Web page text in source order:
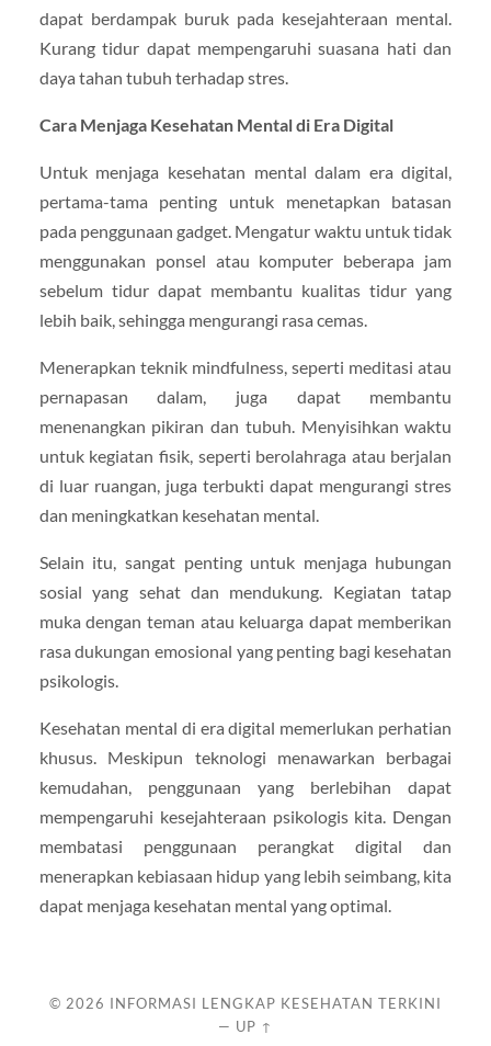
dapat berdampak buruk pada kesejahteraan mental.
Kurang tidur dapat mempengaruhi suasana hati dan
daya tahan tubuh terhadap stres.
Cara Menjaga Kesehatan Mental di Era Digital
Untuk menjaga kesehatan mental dalam era digital,
pertama-tama penting untuk menetapkan batasan
pada penggunaan gadget. Mengatur waktu untuk tidak
menggunakan ponsel atau komputer beberapa jam
sebelum tidur dapat membantu kualitas tidur yang
lebih baik, sehingga mengurangi rasa cemas.
Menerapkan teknik mindfulness, seperti meditasi atau
pernapasan dalam, juga dapat membantu
menenangkan pikiran dan tubuh. Menyisihkan waktu
untuk kegiatan fisik, seperti berolahraga atau berjalan
di luar ruangan, juga terbukti dapat mengurangi stres
dan meningkatkan kesehatan mental.
Selain itu, sangat penting untuk menjaga hubungan
sosial yang sehat dan mendukung. Kegiatan tatap
muka dengan teman atau keluarga dapat memberikan
rasa dukungan emosional yang penting bagi kesehatan
psikologis.
Kesehatan mental di era digital memerlukan perhatian
khusus. Meskipun teknologi menawarkan berbagai
kemudahan, penggunaan yang berlebihan dapat
mempengaruhi kesejahteraan psikologis kita. Dengan
membatasi penggunaan perangkat digital dan
menerapkan kebiasaan hidup yang lebih seimbang, kita
dapat menjaga kesehatan mental yang optimal.
© 2026 INFORMASI LENGKAP KESEHATAN TERKINI
— UP ↑